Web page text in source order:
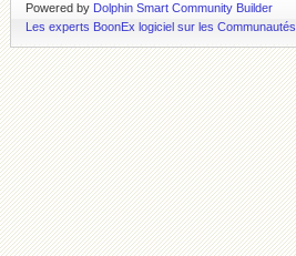
Powered by Dolphin Smart Community Builder
Les experts BoonEx logiciel sur les Communautés